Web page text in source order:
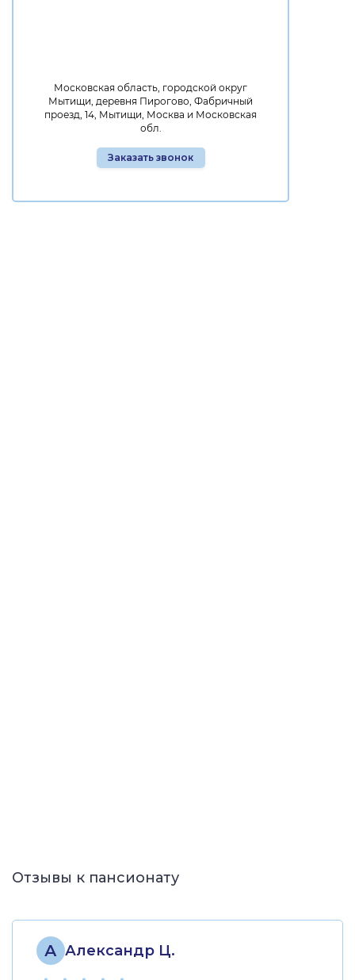
Московская область, городской округ
Мытищи, деревня Пирогово, Фабричный
проезд, 14, Мытищи, Москва и Московская
обл.
Заказать звонок
Отзывы к пансионату
А Александр Ц.